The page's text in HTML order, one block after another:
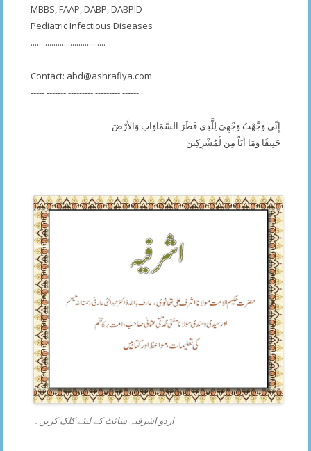
MBBS, FAAP, DABP, DABPID
Pediatric Infectious Diseases
....................................
Contact: abd@ashrafiya.com
----- ------- --------- --------- ------
إِنِّي وَجَّهْتُ وَجْهِيَ لِلَّذِي فَطَرَ السَّمَاوَاتِ وَالأَرْضَ
حَنِيفًا وَمَا أَنَاْ مِنَ لْمُشْرِكِينَ
اردو اشرفیہ سائٹ کے لیئے کلک کریں۔